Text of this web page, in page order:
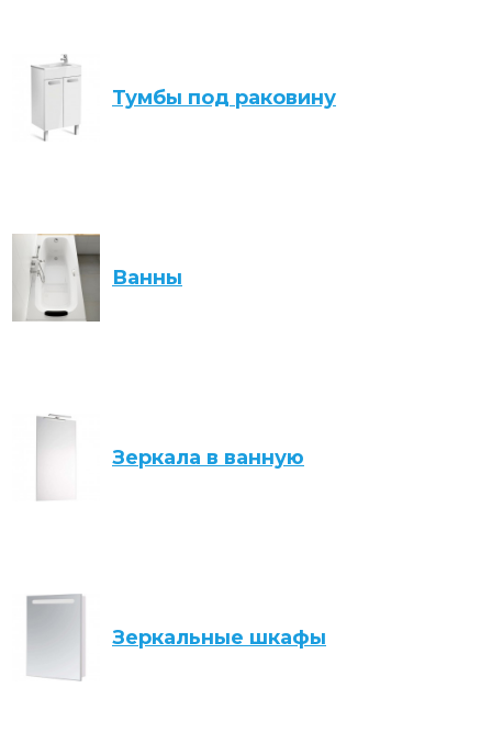
Тумбы под раковину
Ванны
Зеркала в ванную
Зеркальные шкафы